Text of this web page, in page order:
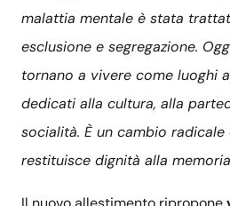
malattia mentale è stata
esclusione e segregazione.
tornano a vivere come luoghi
dedicati alla cultura, alla
socialità. È un cambio
restituisce dignità alla